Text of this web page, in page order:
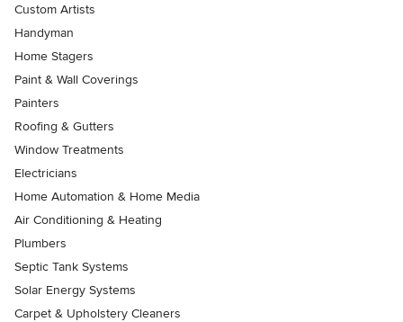
Custom Artists
Handyman
Home Stagers
Paint & Wall Coverings
Painters
Roofing & Gutters
Window Treatments
Electricians
Home Automation & Home Media
Air Conditioning & Heating
Plumbers
Septic Tank Systems
Solar Energy Systems
Carpet & Upholstery Cleaners